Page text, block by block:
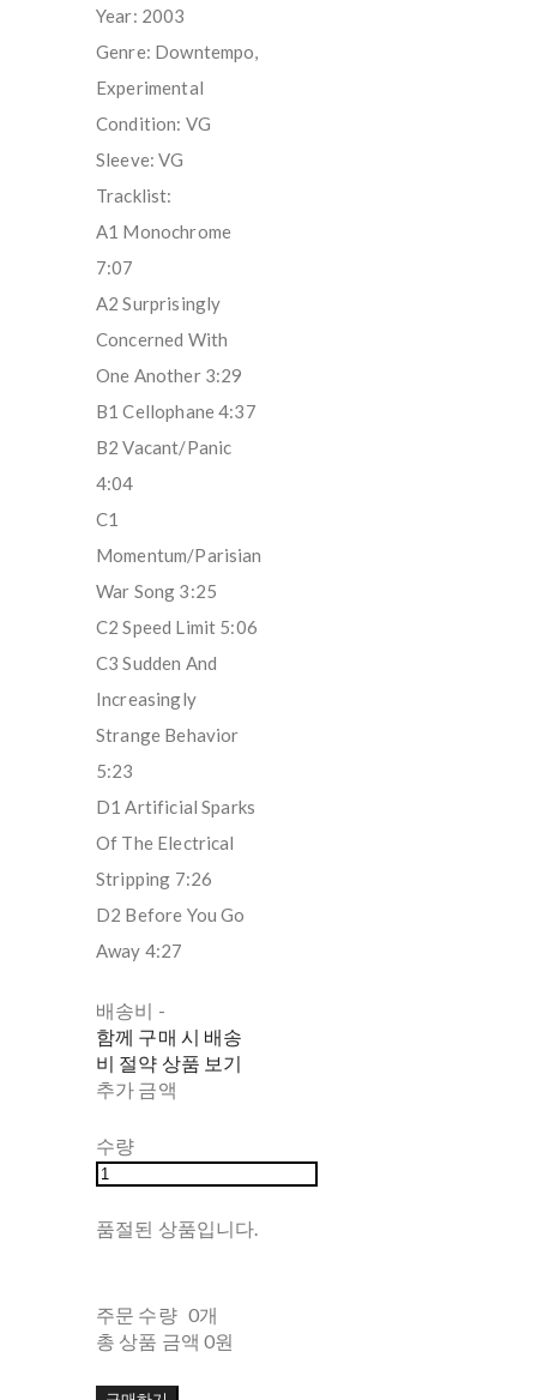
Year: 2003
Genre: Downtempo,
Experimental
Condition: VG
Sleeve: VG
Tracklist:
A1 Monochrome
7:07
A2 Surprisingly
Concerned With
One Another 3:29
B1 Cellophane 4:37
B2 Vacant/Panic
4:04
C1
Momentum/Parisian
War Song 3:25
C2 Speed Limit 5:06
C3 Sudden And
Increasingly
Strange Behavior
5:23
D1 Artificial Sparks
Of The Electrical
Stripping 7:26
D2 Before You Go
Away 4:27
배송비 -
함께 구매 시 배송
비 절약 상품 보기
추가 금액
수량
품절된 상품입니다.
주문 수량 0개
총 상품 금액 0원